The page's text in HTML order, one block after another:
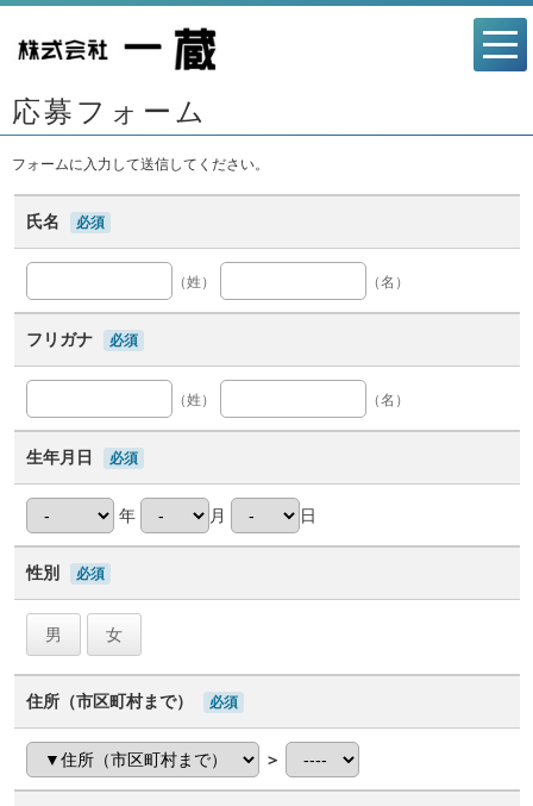
応募フォーム
フォームに入力して送信してください。
氏名 必須
（姓） （名）
フリガナ 必須
（姓） （名）
生年月日 必須
年 月 日
性別 必須
男 女
住所（市区町村まで） 必須
＞